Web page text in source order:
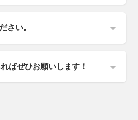
さい。
ばぜひお願いします！